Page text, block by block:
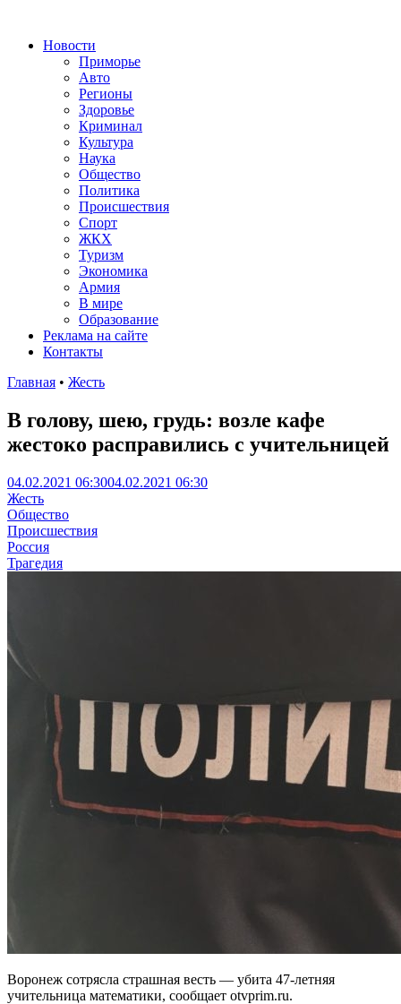
Новости
Приморье
Авто
Регионы
Здоровье
Криминал
Культура
Наука
Общество
Политика
Происшествия
Спорт
ЖКХ
Туризм
Экономика
Армия
В мире
Образование
Реклама на сайте
Контакты
Главная • Жесть
В голову, шею, грудь: возле кафе
жестоко расправились с учительницей
04.02.2021 06:3004.02.2021 06:30
Жесть
Общество
Происшествия
Россия
Трагедия
Воронеж сотрясла страшная весть — убита 47-летняя
учительница математики, сообщает otvprim.ru.